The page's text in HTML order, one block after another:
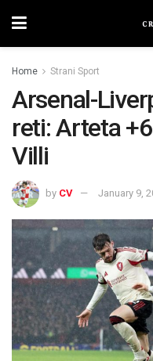
Home Strani Sport
Arsenal-
reti: Arteta
Villi
by CV January 9,